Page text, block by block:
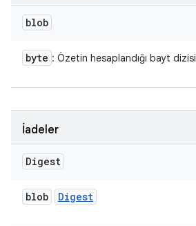
blob
byte : Özetin hesaplandığı bayt dizisi
İadeler
Digest
blob Digest